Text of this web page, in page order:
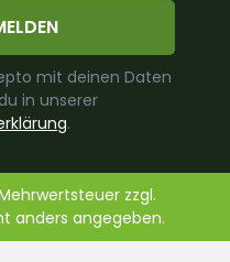
mit deinen Daten
in unserer
.
zzgl.
anders angegeben.